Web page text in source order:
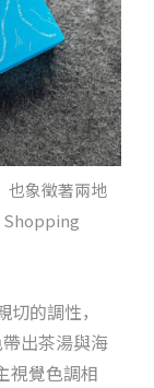
也象徵著兩地
Shopping
的調性，
出茶湯與海
視覺色調相